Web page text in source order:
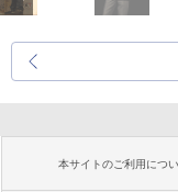
本サイトのご利用につ